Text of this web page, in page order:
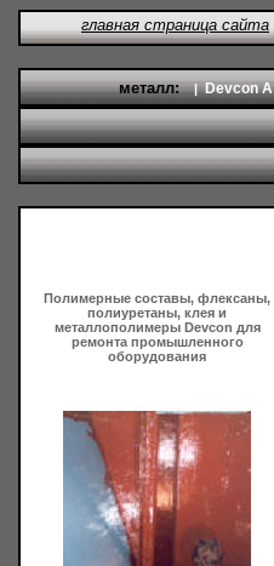
главная страница сайта
металл: | Devcon A
Полимерные составы, флексаны,
полиуретаны, клея и
металлополимеры Devcon для
ремонта промышленного
оборудования